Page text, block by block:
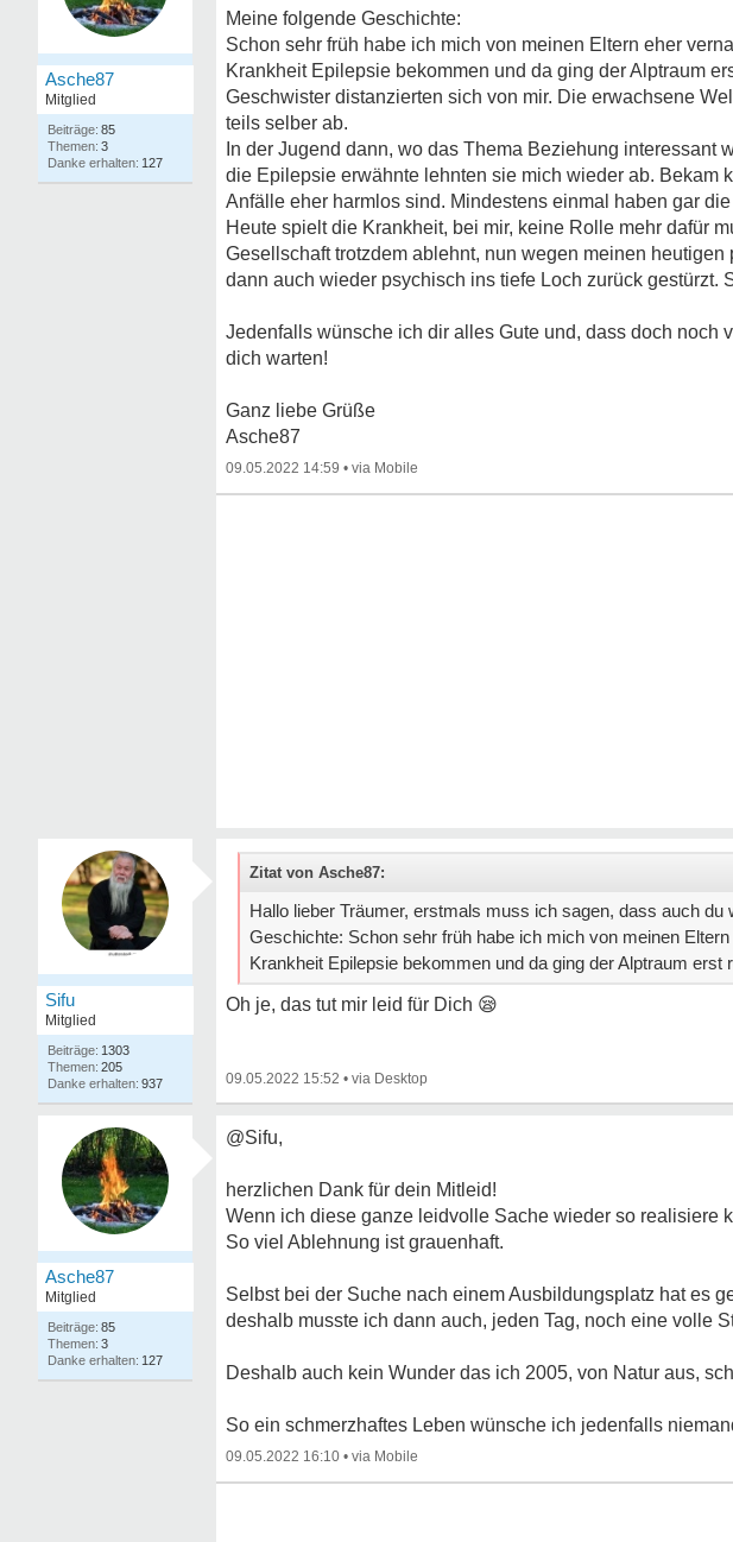
Asche87
Mitglied
85
3
127
Meine folgende Geschichte:
Schon sehr früh habe ich mich von meinen Eltern eher
Krankheit Epilepsie bekommen und da ging der Alptraum
Geschwister distanzierten sich von mir. Die erwachsene
teils selber ab.
In der Jugend dann, wo das Thema Beziehung
die Epilepsie erwähnte lehnten sie mich wieder ab. Bekam
Anfälle eher harmlos sind. Mindestens einmal haben gar
Heute spielt die Krankheit, bei mir, keine Rolle mehr dafür
Gesellschaft trotzdem ablehnt, nun wegen meinen
dann auch wieder psychisch ins tiefe Loch zurück gestürzt.
Jedenfalls wünsche ich dir alles Gute und, dass doch noch
dich warten!
Ganz liebe Grüße
Asche87
09.05.2022 14:59 •
Sifu
Mitglied
1303
205
937
Zitat von Asche87:
Hallo lieber Träumer, erstmals muss ich sagen, dass auch
Geschichte: Schon sehr früh habe ich mich von meinen
Krankheit Epilepsie bekommen und da ging der Alptraum erst
Oh je, das tut mir leid für Dich 😪
09.05.2022 15:52 •
Asche87
Mitglied
85
3
127
@Sifu,
herzlichen Dank für dein Mitleid!
Wenn ich diese ganze leidvolle Sache wieder so realisiere
So viel Ablehnung ist grauenhaft.
Selbst bei der Suche nach einem Ausbildungsplatz hat es
deshalb musste ich dann auch, jeden Tag, noch eine volle
Deshalb auch kein Wunder das ich 2005, von Natur aus,
So ein schmerzhaftes Leben wünsche ich jedenfalls
09.05.2022 16:10 •